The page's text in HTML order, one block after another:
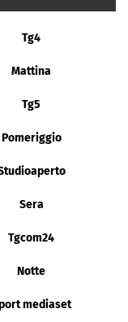
Tg4
Mattina
Tg5
Pomeriggio
Sera
Tgcom24
Notte
mediaset